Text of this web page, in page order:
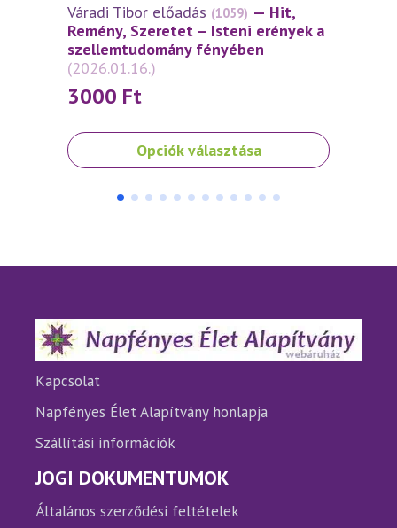
Váradi Tibor előadás (1059) — Hit,
Remény, Szeretet – Isteni erények a
szellemtudomány fényében
(2026.01.16.)
3000 Ft
Opciók választása
Ennek
a
A
termékoldalon
választhatók
ki
A
ki
Kapcsolat
Napfényes Élet Alapítvány honlapja
Szállítási információk
JOGI DOKUMENTUMOK
Általános szerződési feltételek